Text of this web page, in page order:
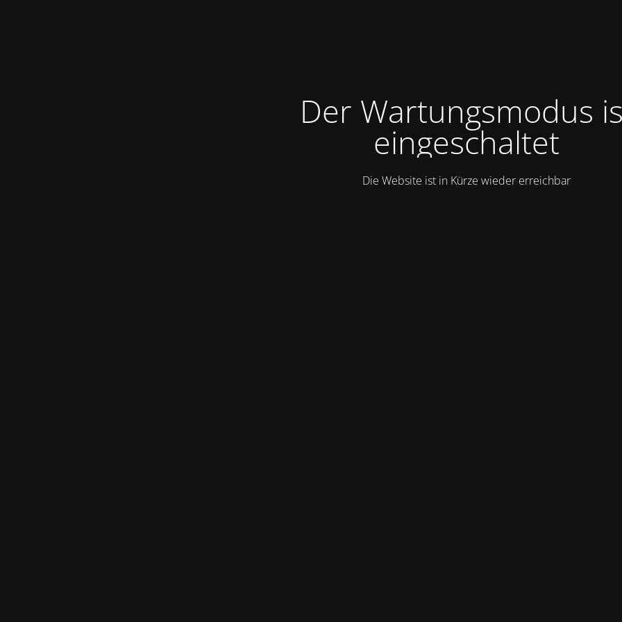
Der Wartungsmodus
eingeschaltet
Die Website ist in Kürze wieder erreichbar